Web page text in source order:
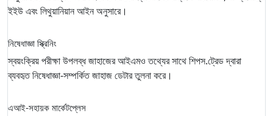
ইইউ এবং লিথুয়ানিয়ান আইন অনুসারে।
নিষেধাজ্ঞা স্ক্রিনিং
স্বয়ংক্রিয় পরীক্ষা উপলব্ধ জাহাজের আইএমও তথ্যের সাথে শিপস.ট্রেড দ্বারা
ব্যবহৃত নিষেধাজ্ঞা-সম্পর্কিত জাহাজ ডেটার তুলনা করে।
এআই-সহায়ক মার্কেটপ্লেস